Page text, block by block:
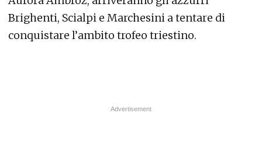
Brighenti, Scialpi e Marchesini a tentare di
conquistare l’ambito trofeo triestino.